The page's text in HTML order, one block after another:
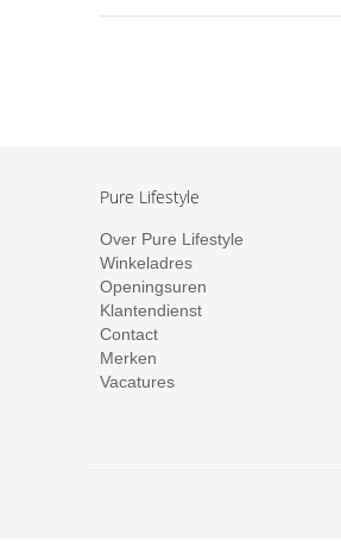
Pure Lifestyle
Over Pure Lifestyle
Winkeladres
Openingsuren
Klantendienst
Contact
Merken
Vacatures